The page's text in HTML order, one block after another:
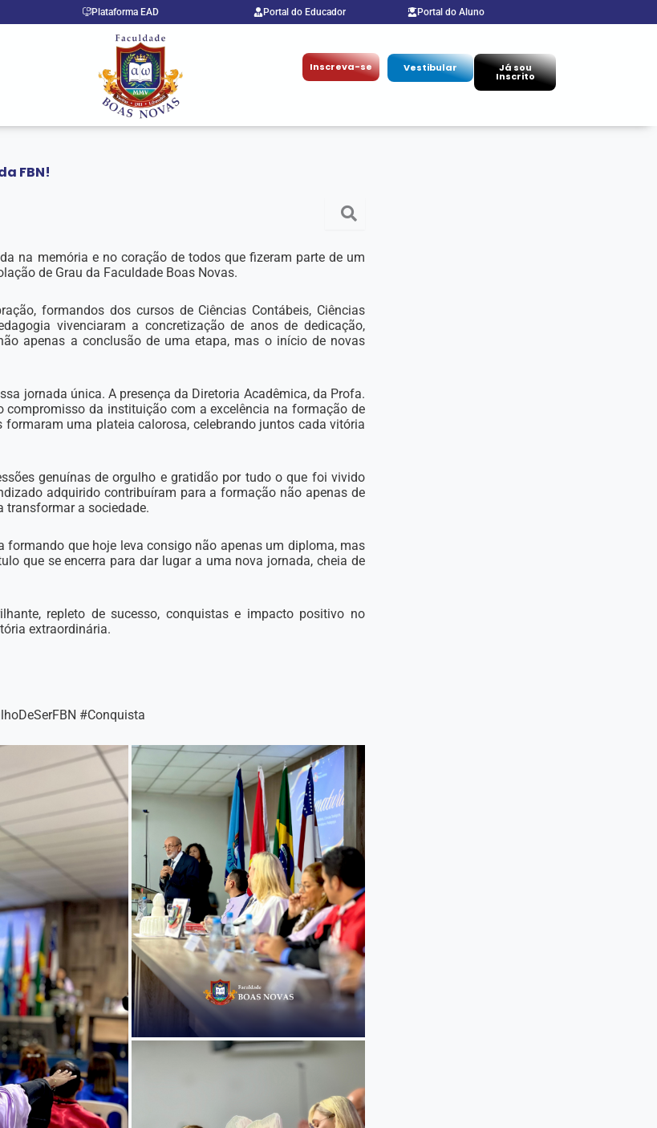
Plataforma EAD Portal do Educador Portal do Aluno
Inscreva-se Vestibular Já sou
Inscrito
FBN!
na memória e no coração de todos que fizeram parte de um
de Grau da Faculdade Boas Novas.
formandos dos cursos de Ciências Contábeis, Ciências
vivenciaram a concretização de anos de dedicação,
apenas a conclusão de uma etapa, mas o início de novas
jornada única. A presença da Diretoria Acadêmica, da Profa.
compromisso da instituição com a excelência na formação de
uma plateia calorosa, celebrando juntos cada vitória
genuínas de orgulho e gratidão por tudo o que foi vivido
adquirido contribuíram para a formação não apenas de
transformar a sociedade.
que hoje leva consigo não apenas um diploma, mas
que se encerra para dar lugar a uma nova jornada, cheia de
repleto de sucesso, conquistas e impacto positivo no
extraordinária.
#Conquista